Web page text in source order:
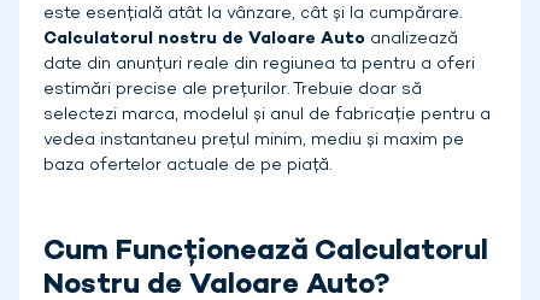
este esențială atât la vânzare, cât și la cumpărare.
Calculatorul nostru de Valoare Auto analizează
date din anunțuri reale din regiunea ta pentru a oferi
estimări precise ale prețurilor. Trebuie doar să
selectezi marca, modelul și anul de fabricație pentru a
vedea instantaneu prețul minim, mediu și maxim pe
baza ofertelor actuale de pe piață.
Cum Funcționează Calculatorul
Nostru de Valoare Auto?